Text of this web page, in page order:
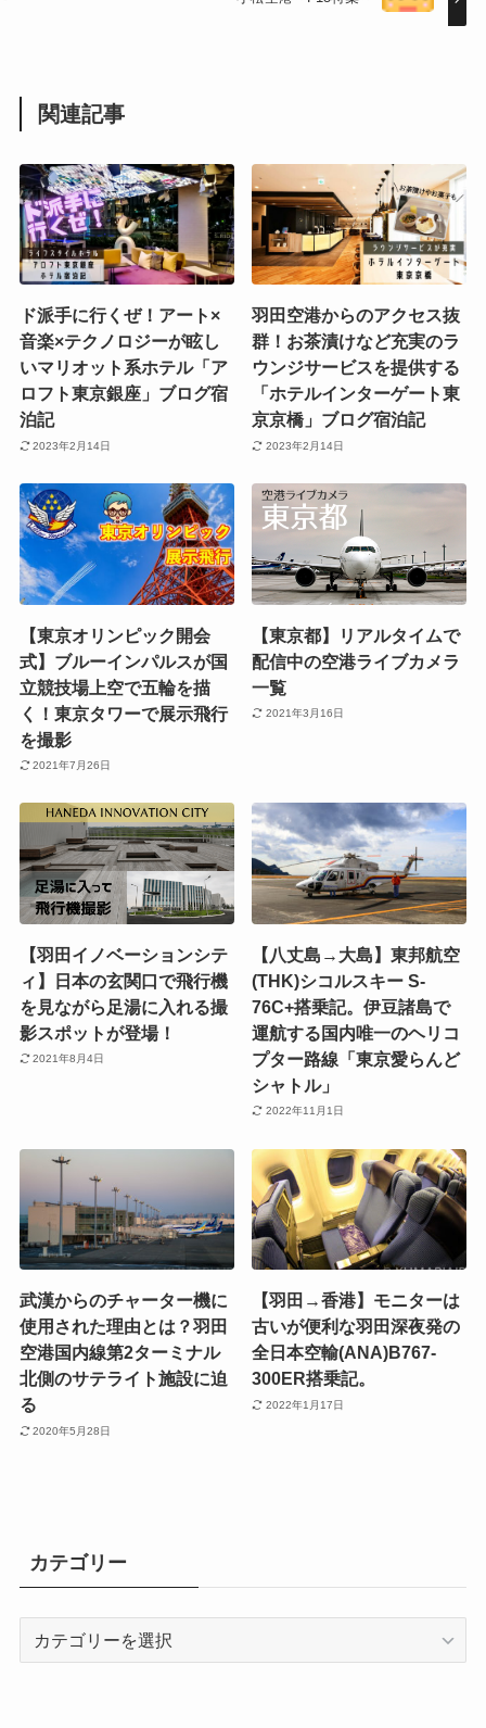
関連記事
ド派手に行くぜ！アート×
音楽×テクノロジーが眩し
いマリオット系ホテル「ア
ロフト東京銀座」ブログ宿
泊記
2023年2月14日
羽田空港からのアクセス抜
群！お茶漬けなど充実のラ
ウンジサービスを提供する
「ホテルインターゲート東
京京橋」ブログ宿泊記
2023年2月14日
【東京オリンピック開会
式】ブルーインパルスが国
立競技場上空で五輪を描
く！東京タワーで展示飛行
を撮影
2021年7月26日
【東京都】リアルタイムで
配信中の空港ライブカメラ
一覧
2021年3月16日
【羽田イノベーションシテ
ィ】日本の玄関口で飛行機
を見ながら足湯に入れる撮
影スポットが登場！
2021年8月4日
【八丈島→大島】東邦航空
(THK)シコルスキー S-
76C+搭乗記。伊豆諸島で
運航する国内唯一のヘリコ
プター路線「東京愛らんど
シャトル」
2022年11月1日
武漢からのチャーター機に
使用された理由とは？羽田
空港国内線第2ターミナル
北側のサテライト施設に迫
る
2020年5月28日
【羽田→香港】モニターは
古いが便利な羽田深夜発の
全日本空輸(ANA)B767-
300ER搭乗記。
2022年1月17日
カテゴリー